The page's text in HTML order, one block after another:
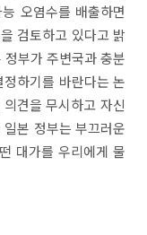
오염수를 배출하면
검토하고 있다고 밝
부가 주변국과 충분
하기를 바란다는 논
견을 무시하고 자신
본 정부는 부끄러운
대가를 우리에게 물